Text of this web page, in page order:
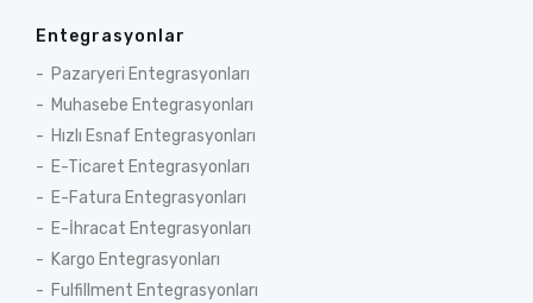
Entegrasyonlar
Pazaryeri Entegrasyonları
Muhasebe Entegrasyonları
Hızlı Esnaf Entegrasyonları
E-Ticaret Entegrasyonları
E-Fatura Entegrasyonları
E-İhracat Entegrasyonları
Kargo Entegrasyonları
Fulfillment Entegrasyonları